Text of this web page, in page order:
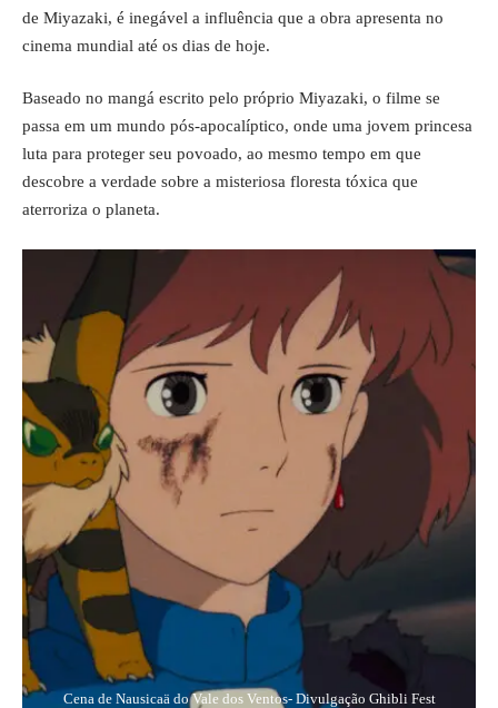
de Miyazaki, é inegável a influência que a obra apresenta no
cinema mundial até os dias de hoje.
Baseado no mangá escrito pelo próprio Miyazaki, o filme se
passa em um mundo pós-apocalíptico, onde uma jovem princesa
luta para proteger seu povoado, ao mesmo tempo em que
descobre a verdade sobre a misteriosa floresta tóxica que
aterroriza o planeta.
Cena de Nausicaä do Vale dos Ventos- Divulgação Ghibli Fest